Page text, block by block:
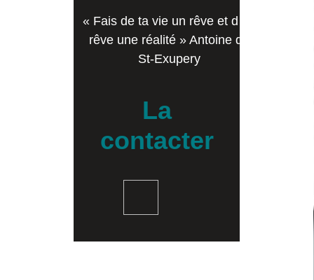
« Fais de ta vie un rêve et d un
rêve une réalité » Antoine de
St-Exupery
La
contacter